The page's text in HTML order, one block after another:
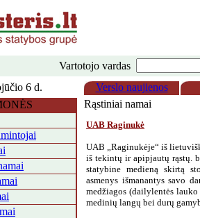
Vartotojo vardas
6 d.
Verslo naujienos
Rąstiniai namai
UAB Raginukė
UAB „Raginukėje“ iš
iš tekintų ir apipjautų rąstų.
statybine medieną skirtą
asmenys išmanantys savo
medžiagos (dailylentės
medinių langų bei durų